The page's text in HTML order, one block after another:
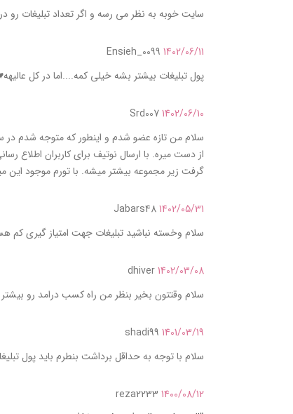
سایت خوبه به نظر می رسه و اگر تعداد تبلیغات رو
Ensieh_0099 1402/06/11
پول تبلیغات بیشتر بشه خیلی کمه....اما در کل
Srd0071402/06/10
سلام من تازه عضو شدم و اینطور که متوجه شدم در
از دست میره. با ارسال نوتیف برای کاربران اطلاع
گرفت زیر مجموعه بیشتر میشه. با تورم موجود این
Jabars481402/05/31
سلام وخسته نباشید تبلیغات جهت امتیاز گیری
dhiver1402/03/08
سلام وقتتون بخیر بنظر من راه کسب درامد رو
shadi99 1401/03/19
سلام با توجه به حداقل برداشت بنطرم باید پول
reza2233 1400/08/12